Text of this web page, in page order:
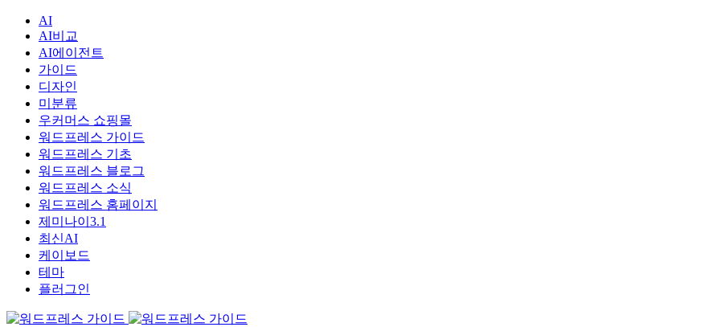
AI
AI비교
AI에이전트
가이드
디자인
미분류
우커머스 쇼핑몰
워드프레스 가이드
워드프레스 기초
워드프레스 블로그
워드프레스 소식
워드프레스 홈페이지
제미나이3.1
최신AI
케이보드
테마
플러그인